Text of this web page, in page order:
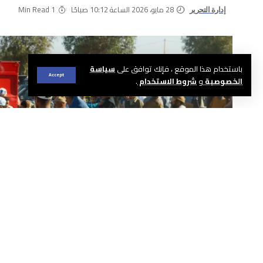
باستخدام هذا الموقع ، فإنك توافق علىسياسة
الخصوصيةوشروط الاستخدام.
Accept
إدارة التحرير 28 مايو، 2026 الساعة 10:12 صباحًا 1 Min Read